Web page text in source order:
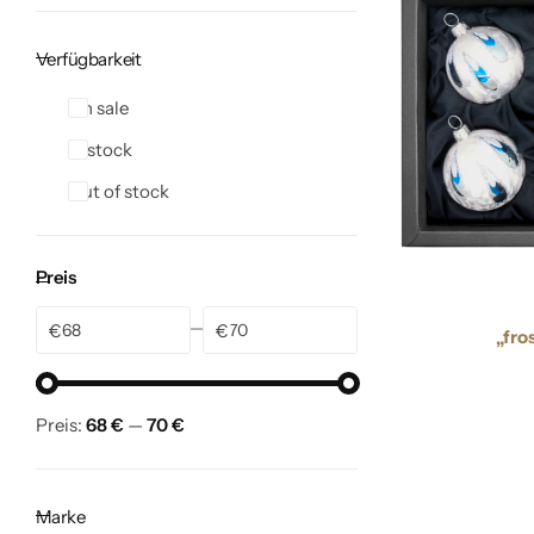
Verfügbarkeit
On sale
In stock
Out of stock
Preis
€ €
Preis: 68 € — 70 €
Marke